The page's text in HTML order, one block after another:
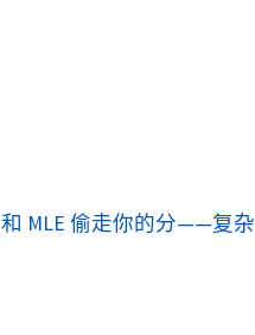
和 MLE 偷走你的分——复杂